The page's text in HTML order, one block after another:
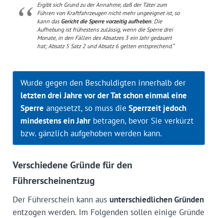
Ergibt sich Grund zu der Annahme, daß der Täter zum
Führen von Kraftfahrzeugen nicht mehr ungeeignet ist, so
kann das Gericht die Sperre vorzeitig aufheben. Die
Aufhebung ist frühestens zulässig, wenn die Sperre drei
Monate, in den Fällen des Absatzes 3 ein Jahr gedauert
hat; Absatz 5 Satz 2 und Absatz 6 gelten entsprechend.“
Wurde gegen den Beschuldigten innerhalb der
letzten drei Jahre vor der Tat schon einmal eine
Sperre angesetzt, so muss die Sperrzeit jedoch
mindestens ein Jahrbetragen, bevor Sie verkürzt
bzw. gänzlich aufgehoben werden kann.
Verschiedene Gründe für den
Führerscheinentzug
Der Führerschein kann aus unterschiedlichen Gründen
entzogen werden. Im Folgenden sollen einige Gründe